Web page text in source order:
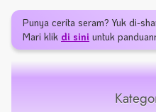
Punya cerita seram? Yuk di-
Mari klik di sini untuk